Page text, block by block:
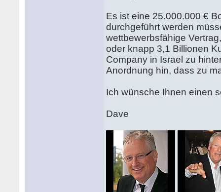
Es ist eine 25.000.000 €
durchgeführt werden
wettbewerbsfähige
oder knapp 3,1 Billionen
Company in Israel zu
Anordnung hin, dass zu
Ich wünsche Ihnen einen
Dave